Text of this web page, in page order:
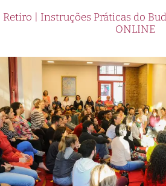
Retiro | Instruções Práticas do
ONLINE